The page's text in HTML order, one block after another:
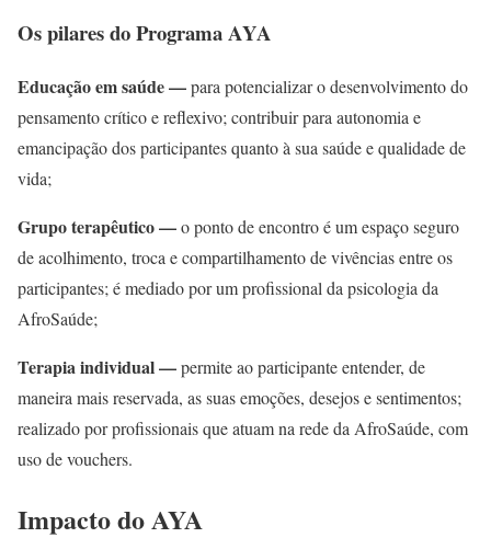
Os pilares do Programa AYA
Educação em saúde —para potencializar o desenvolvimento do
pensamento crítico e reflexivo; contribuir para autonomia e
emancipação dos participantes quanto à sua saúde e qualidade de
vida;
Grupo terapêutico —o ponto de encontro é um espaço seguro
de acolhimento, troca e compartilhamento de vivências entre os
participantes; é mediado por um profissional da psicologia da
AfroSaúde;
Terapia individual —permite ao participante entender, de
maneira mais reservada, as suas emoções, desejos e sentimentos;
realizado por profissionais que atuam na rede da AfroSaúde, com
uso de vouchers.
Impacto do AYA